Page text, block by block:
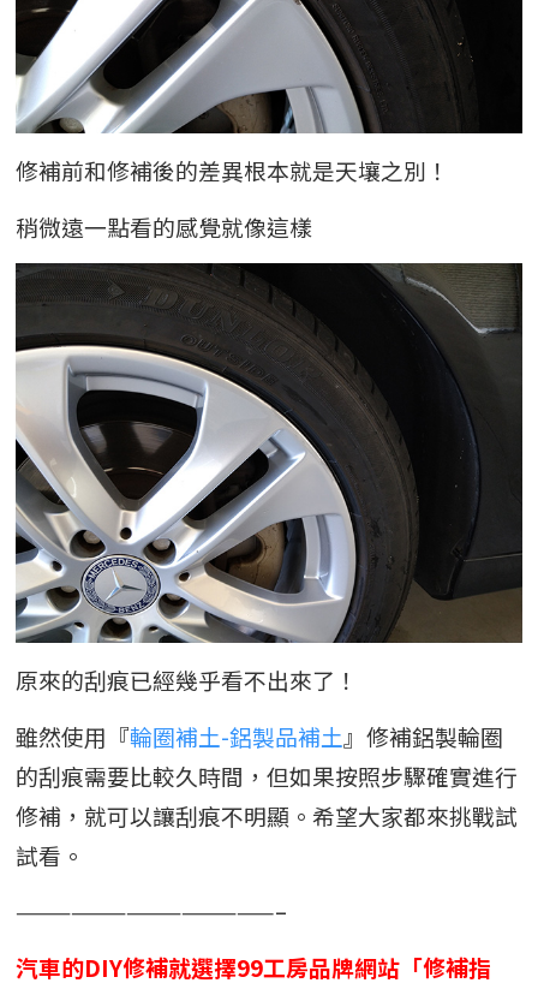
修補前和修補後的差異根本就是天壤之別！
稍微遠一點看的感覺就像這樣
原來的刮痕已經幾乎看不出來了！
雖然使用『輪圈補土-鋁製品補土』修補鋁製輪圈
的刮痕需要比較久時間，但如果按照步驟確實進行
修補，就可以讓刮痕不明顯。希望大家都來挑戰試
試看。
——————————————–
汽車的DIY修補就選擇99工房品牌網站「修補指